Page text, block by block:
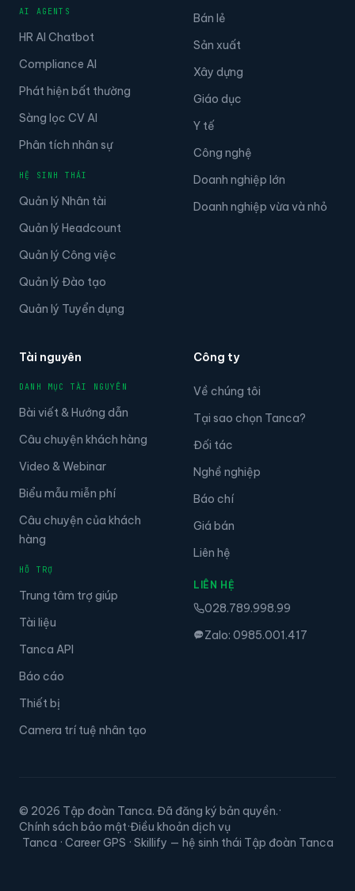
AI AGENTS
HR AI Chatbot
Compliance AI
Phát hiện bất thường
Sàng lọc CV AI
Phân tích nhân sự
HỆ SINH THÁI
Quản lý Nhân tài
Quản lý Headcount
Quản lý Công việc
Quản lý Đào tạo
Quản lý Tuyển dụng
Bán lẻ
Sản xuất
Xây dựng
Giáo dục
Y tế
Công nghệ
Doanh nghiệp lớn
Doanh nghiệp vừa và nhỏ
Tài nguyên
DANH MỤC TÀI NGUYÊN
Bài viết & Hướng dẫn
Câu chuyện khách hàng
Video & Webinar
Biểu mẫu miễn phí
Câu chuyện của khách
hàng
HỖ TRỢ
Trung tâm trợ giúp
Tài liệu
Tanca API
Báo cáo
Thiết bị
Camera trí tuệ nhân tạo
Công ty
Về chúng tôi
Tại sao chọn Tanca?
Đối tác
Nghề nghiệp
Báo chí
Giá bán
Liên hệ
LIÊN HỆ
028.789.998.99
Zalo: 0985.001.417
© 2026 Tập đoàn Tanca. Đã đăng ký bản quyền.·
Chính sách bảo mật·Điều khoản dịch vụ
Tanca · Career GPS · Skillify — hệ sinh thái Tập đoàn Tanca